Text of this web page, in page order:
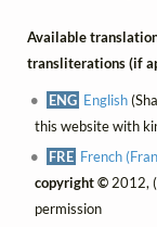
Available
transliterations (if
ENG English
this website with
FRE French
copyright ©2012,
permission